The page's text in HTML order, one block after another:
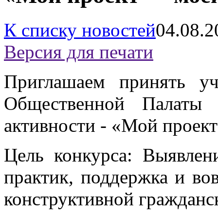
К списку новостей
Версия для печати
Приглашаем принять
Общественной
активности - «Мой
Цель конкурса:
практик, поддержка и
конструктивной